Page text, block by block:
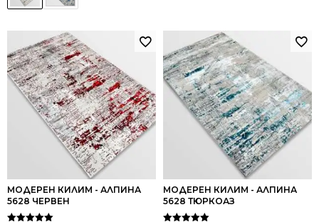
МОДЕРЕН КИЛИМ - АЛПИНА
5628 ЧЕРВЕН
МОДЕРЕН КИЛИМ - АЛПИНА
5628 ТЮРКОАЗ